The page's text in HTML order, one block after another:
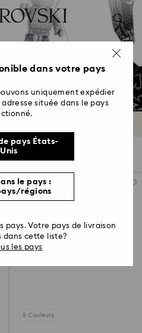
5 Couleurs
dans votre pays
uniquement expédier
située dans le pays
pays États-
Unis
le pays :
régions
pays. Votre pays de livraison
dans cette liste?
les pays